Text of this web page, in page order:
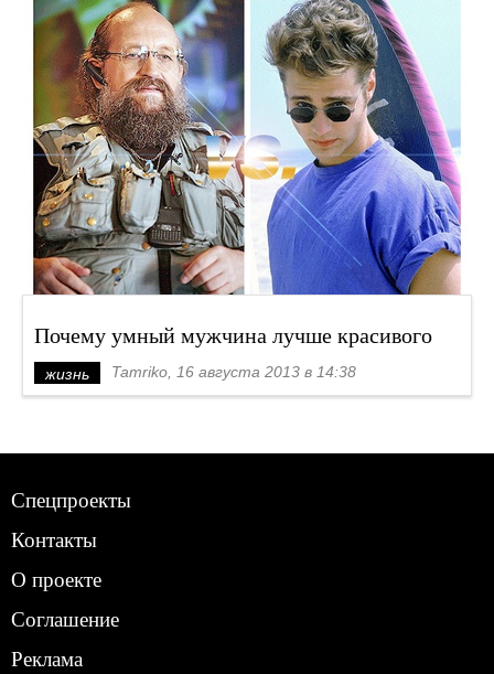
Почему умный мужчина лучше красивого
жизнь Tamriko, 16 августа 2013 в 14:38
Спецпроекты
Контакты
О проекте
Соглашение
Реклама